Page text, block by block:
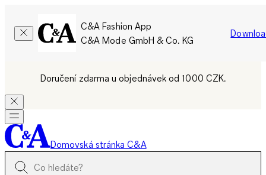
C&A Fashion App
C&A Mode GmbH & Co. KG
Doručení zdarma u objednávek od 1000 CZK.
Domovská stránka C&A